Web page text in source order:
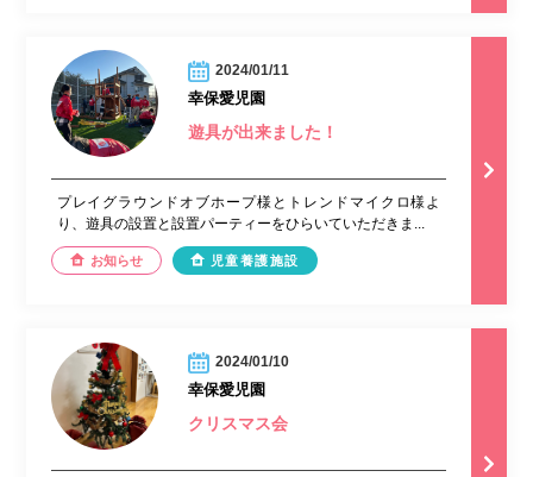
2024/01/11
幸保愛児園
遊具が出来ました！
プレイグラウンドオブホープ様とトレンドマイクロ様よ
り、遊具の設置と設置パーティーをひらいていただきま...
お知らせ 児童養護施設
2024/01/10
幸保愛児園
クリスマス会